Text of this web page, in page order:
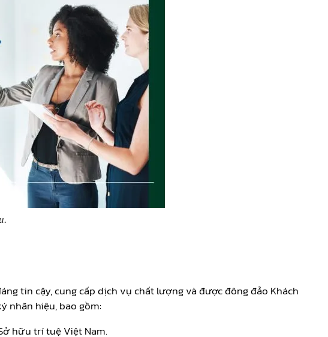
tin cậy, cung cấp dịch vụ chất lượng và được đông đảo Khách
nhãn hiệu, bao gồm:
hữu trí tuệ Việt Nam.